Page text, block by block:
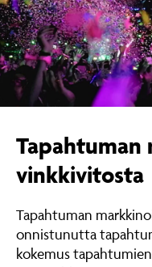
vinkkivitosta
Tapahtuman
onnistunutta
kokemus